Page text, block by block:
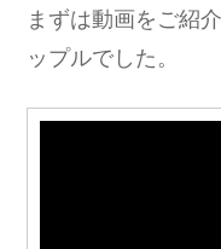
まずは動画をご紹
ップルでした。